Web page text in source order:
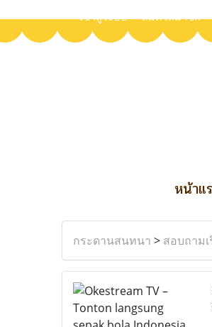
เข้าสู่ระบบ สมัครสมาชิก
หน้าแ
กระดานสนทนา > สอบถาม